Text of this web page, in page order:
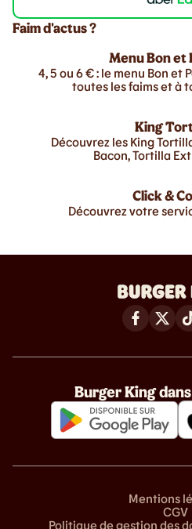
Faim d'actus ?
Menu Bon et
4, 5 ou 6 € : le menu Bon et
toutes les faims et à
King
Découvrez les King
Bacon, Tortilla
Click &
Découvrez votre
Burger King
Mentions
CGV
Politique de gestion des